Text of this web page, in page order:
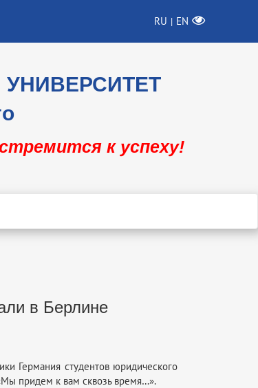
RU | EN
к успеху!
в Берлине
Германия студентов юридического
придем к вам сквозь время…».